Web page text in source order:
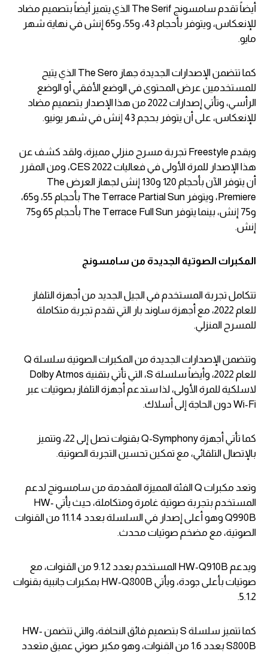
أيضاً تقدم سامسونج The Serif الذي يتميز أيضاً بتصميم مضاد
للإنعكاس، ويتوفر بأحجام 43، و55، و65 إنش في نهاية شهر
مايو.
كما تتضمن الإصدارات الجديدة جهاز The Sero الذي يتيح
للمستخدمين عرض المحتوى في الوضع الأفقي أو الوضع
الرأسي، وتأتي إصدارات 2022 من هذا الإصدار بتصميم مضاد
للإنعكاس، على أن يتوفر بحجم 43 إنش في شهر يونيو.
ويقدم Freestyle تجربة مسرح منزلي مميزة، ولقد كشف عن
هذا الإصدار للمرة الأولى في فعاليات CES 2022، ومن المقرر
أن يتوفر الآن بأحجام 120 و130 إنش لجهاز العرض The
Premiere، ويتوفر The Terrace Partial Sun بأحجام 55، و65،
و75 إنش، بينما يتوفر The Terrace Full Sun بأحجام 65 و75
إنش.
المكبرات الصوتية الجديدة من سامسونج
تتكامل تجربة المستخدم في الجيل الجديد من أجهزة التلفاز
للعام 2022، مع أجهزة ساوند بار التي تقدم تجربة متكاملة
للمسرح المنزلي.
وتتضمن الإصدارات الجديدة من المكبرات الصوتية سلسلة Q
للعام 2022، وأيضاً سلسلة S، التي تأتي بتقنية Dolby Atmos
لاسلكية للمرة الأولى، لذا ستدعم أجهزة التلفاز بصوتيات عبر
Wi-Fi دون الحاجة إلى أسلاك.
كما تأتي أجهزة Q-Symphony بقنوات تصل إلى 22، وتتميز
بالإتصال التلقائي، مع تمكين تحسين التجربة الصوتية.
وتعد مكبرات Q الفئة المميزة المقدمة من سامسونج لدعم
المستخدم بتجربة صوتية غامرة ومتكاملة، حيث يأتي HW-
Q990B وهو أعلى إصدار في السلسلة بعدد 11.1.4 من القنوات
الصوتية، مع مضخم صوتيات محدث.
ويدعم HW-Q910B المستخدم بعدد 9.1.2 من القنوات، مع
صوتيات بأعلى جودة، ويأتي HW-Q800B بمكبرات جانبية بقنوات
5.1.2.
كما تتميز سلسلة S بتصميم فائق النحافة، والتي تتضمن HW-
S800B بعدد 1.6 من القنوات، وهو مكبر صوتي عميق متعدد